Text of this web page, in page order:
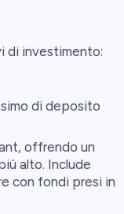
di investimento:
di deposito
offrendo un
alto. Include
con fondi presi in